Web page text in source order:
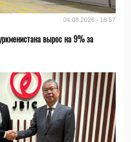
04.08.2026 - 16:57
вырос на 9% за